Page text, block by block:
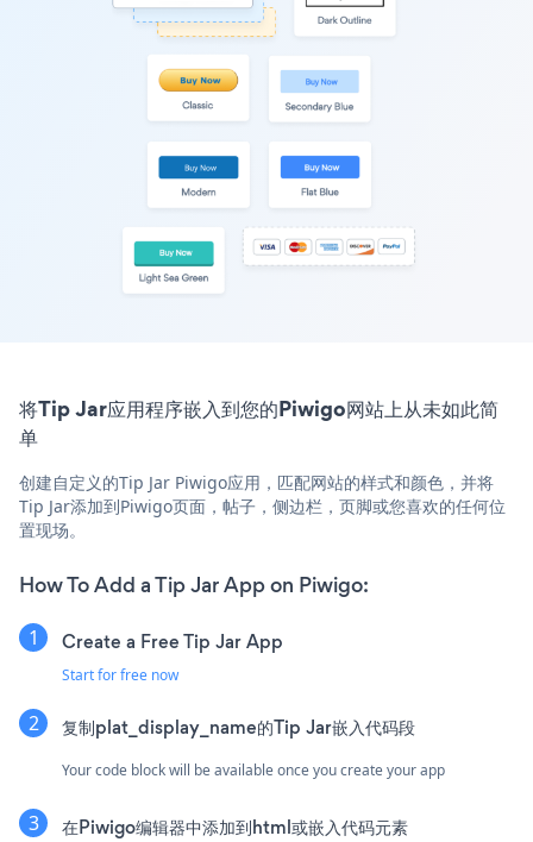
将Tip Jar应用程序嵌入到您的Piwigo网站上从未如此简
单
创建自定义的Tip Jar Piwigo应用，匹配网站的样式和颜色，并将
Tip Jar添加到Piwigo页面，帖子，侧边栏，页脚或您喜欢的任何位
置现场。
How To Add a Tip Jar App on Piwigo:
Create a Free Tip Jar App
Start for free now
复制plat_display_name的Tip Jar嵌入代码段
Your code block will be available once you create your app
在Piwigo编辑器中添加到html或嵌入代码元素